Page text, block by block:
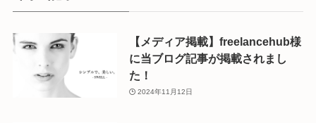
【メディア掲載】freelancehub様
に当ブログ記事が掲載されまし
た！
2024年11月12日